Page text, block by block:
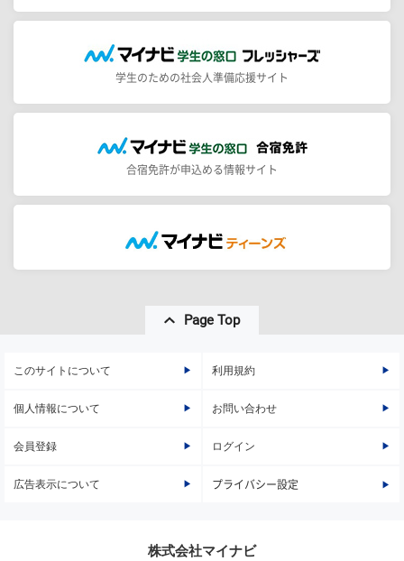
学生のための社会人準備応援サイト
合宿免許が申込める情報サイト
Page Top
このサイトについて 利用規約
個人情報について お問い合わせ
会員登録 ログイン
広告表示について プライバシー設定
株式会社マイナビ